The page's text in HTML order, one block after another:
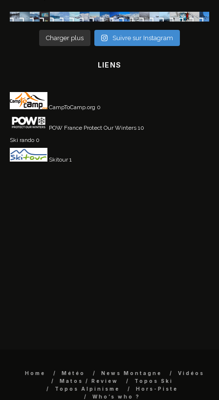
Charger plus Suivre sur Instagram
LIENS
CampToCamp.org 0
POW France Protect Our Winters 10
Ski rando 0
Skitour1
Home Météo News Montagne
Vidéos
Matos / Review
Topos Ski
Topos Alpinisme
Hors-Piste
Who’s who ?